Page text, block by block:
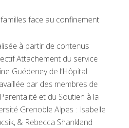
face au confinement
à partir de contenus
Attachement du service
Guédeney de l’Hôpital
par des membres de
et du Soutien à la
Grenoble Alpes : Isabelle
& Rebecca Shankland